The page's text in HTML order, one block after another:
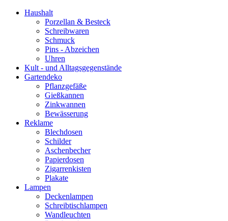
Haushalt
Porzellan & Besteck
Schreibwaren
Schmuck
Pins - Abzeichen
Uhren
Kult - und Alltagsgegenstände
Gartendeko
Pflanzgefäße
Gießkannen
Zinkwannen
Bewässerung
Reklame
Blechdosen
Schilder
Aschenbecher
Papierdosen
Zigarrenkisten
Plakate
Lampen
Deckenlampen
Schreibtischlampen
Wandleuchten